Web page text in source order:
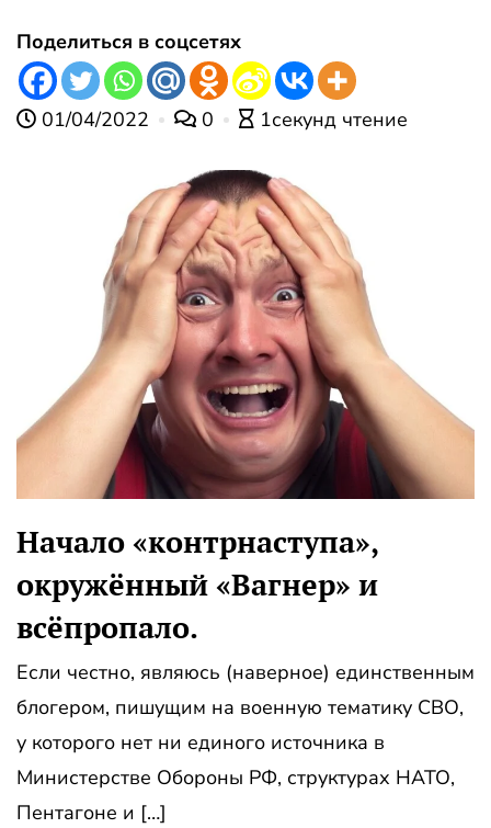
Поделиться в соцсетях
01/04/2022 0 1секунд чтение
Начало «контрнаступа»,
окружённый «Вагнер» и
всёпропало.
Если честно, являюсь (наверное) единственным
блогером, пишущим на военную тематику СВО,
у которого нет ни единого источника в
Министерстве Обороны РФ, структурах НАТО,
Пентагоне и […]